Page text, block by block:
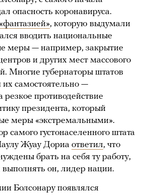
опасность коронавируса.
«фантазией», которую выдумали
вводить национальные
меры — например, закрытие
и других мест массового
Многие губернаторы штатов
их самостоятельно —
резкое противодействие
президента, который
меры «экстремальными».
самого густонаселенного штата
Жуау Дориа ответил, что
брать на себя ту работу,
он, лидер нации.
Болсонару появлялся